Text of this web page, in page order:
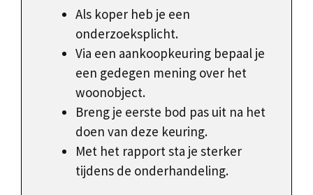
Als koper heb je een
onderzoeksplicht.
Via een aankoopkeuring bepaal je
een gedegen mening over het
woonobject.
Breng je eerste bod pas uit na het
doen van deze keuring.
Met het rapport sta je sterker
tijdens de onderhandeling.